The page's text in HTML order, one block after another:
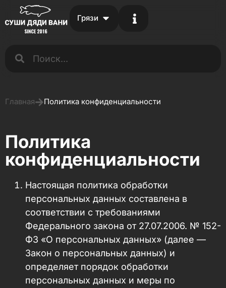
Грязи
Главная Политика конфиденциальности
Политика
конфиденциальности
Настоящая политика обработки
персональных данных составлена в
соответствии с требованиями
Федерального закона от 27.07.2006. № 152-
ФЗ «О персональных данных» (далее —
Закон о персональных данных) и
определяет порядок обработки
персональных данных и меры по